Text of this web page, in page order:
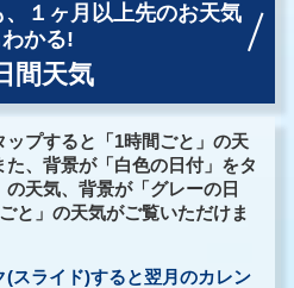
１ヶ月以上先のお天気
わかる!
間天気
プすると「1時間ごと」の天
、背景が「白色の日付」をタ
天気、背景が「グレーの日
と」の天気がご覧いただけま
(スライド)すると翌月のカレン